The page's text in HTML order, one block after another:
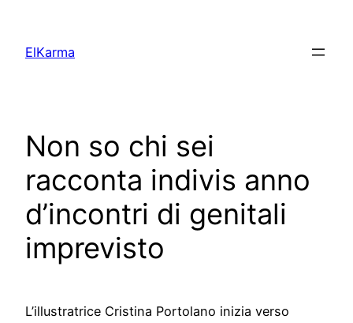
content
ElKarma
Non so chi sei
racconta indivis anno
d’incontri di genitali
imprevisto
L’illustratrice Cristina Portolano inizia verso